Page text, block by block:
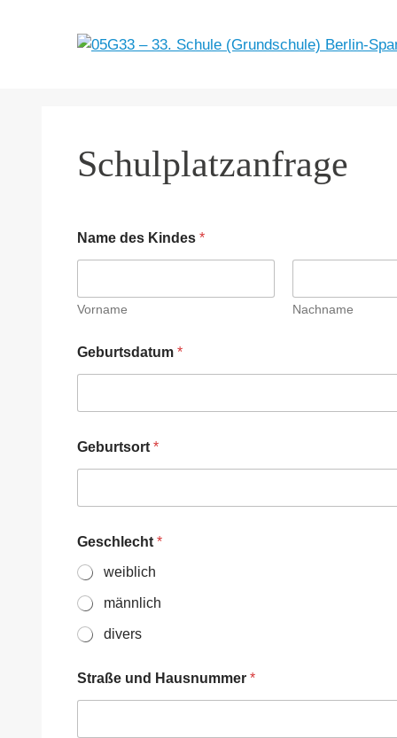
Schulplatzanfrage
Name des Kindes *
Vorname Nachname
Geburtsdatum *
Geburtsort *
Geschlecht *
weiblich
männlich
divers
r
z
Straße und Hausnummer *